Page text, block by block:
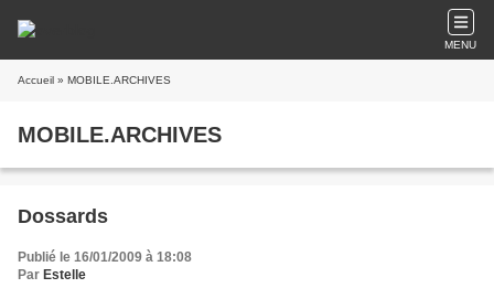
MENU
Accueil » MOBILE.ARCHIVES
MOBILE.ARCHIVES
Dossards
Publié le 16/01/2009 à 18:08
Par Estelle